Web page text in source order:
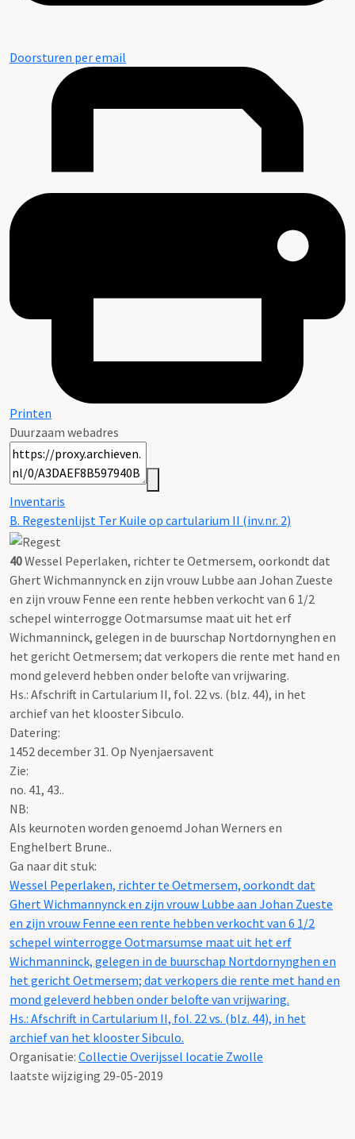
Doorsturen per email
Printen
Duurzaam webadres
Inventaris
B. Regestenlijst Ter Kuile op cartularium II (inv.nr. 2)
40Wessel Peperlaken, richter te Oetmersem, oorkondt dat
Ghert Wichmannynck en zijn vrouw Lubbe aan Johan Zueste
en zijn vrouw Fenne een rente hebben verkocht van 6 1/2
schepel winterrogge Ootmarsumse maat uit het erf
Wichmanninck, gelegen in de buurschap Nortdornynghen en
het gericht Oetmersem; dat verkopers die rente met hand en
mond geleverd hebben onder belofte van vrijwaring.
Hs.: Afschrift in Cartularium II, fol. 22 vs. (blz. 44), in het
archief van het klooster Sibculo.
Datering:
1452 december 31. Op Nyenjaersavent
Zie:
no. 41, 43..
NB:
Als keurnoten worden genoemd Johan Werners en
Enghelbert Brune..
Ga naar dit stuk:
Wessel Peperlaken, richter te Oetmersem, oorkondt dat
Ghert Wichmannynck en zijn vrouw Lubbe aan Johan Zueste
en zijn vrouw Fenne een rente hebben verkocht van 6 1/2
schepel winterrogge Ootmarsumse maat uit het erf
Wichmanninck, gelegen in de buurschap Nortdornynghen en
het gericht Oetmersem; dat verkopers die rente met hand en
mond geleverd hebben onder belofte van vrijwaring.
Hs.: Afschrift in Cartularium II, fol. 22 vs. (blz. 44), in het
archief van het klooster Sibculo.
Organisatie: Collectie Overijssel locatie Zwolle
laatste wijziging 29-05-2019